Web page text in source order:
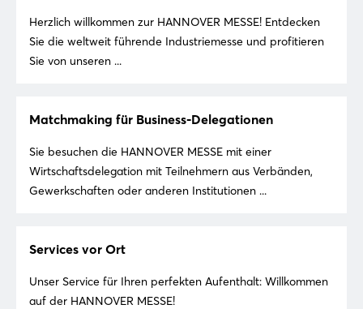
Herzlich willkommen zur HANNOVER MESSE! Entdecken
Sie die weltweit führende Industriemesse und profitieren
Sie von unseren ...
Matchmaking für Business-Delegationen
Sie besuchen die HANNOVER MESSE mit einer
Wirtschaftsdelegation mit Teilnehmern aus Verbänden,
Gewerkschaften oder anderen Institutionen ...
Services vor Ort
Unser Service für Ihren perfekten Aufenthalt: Willkommen
auf der HANNOVER MESSE!
Noch nicht angemeldet?